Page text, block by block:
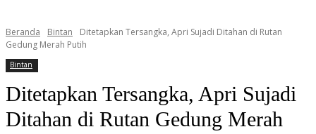
Beranda Bintan
Ditetapkan Tersangka, Apri Sujadi Ditahan di Rutan
Gedung Merah Putih
Bintan
Ditetapkan Tersangka, Apri Sujadi
Ditahan di Rutan Gedung Merah